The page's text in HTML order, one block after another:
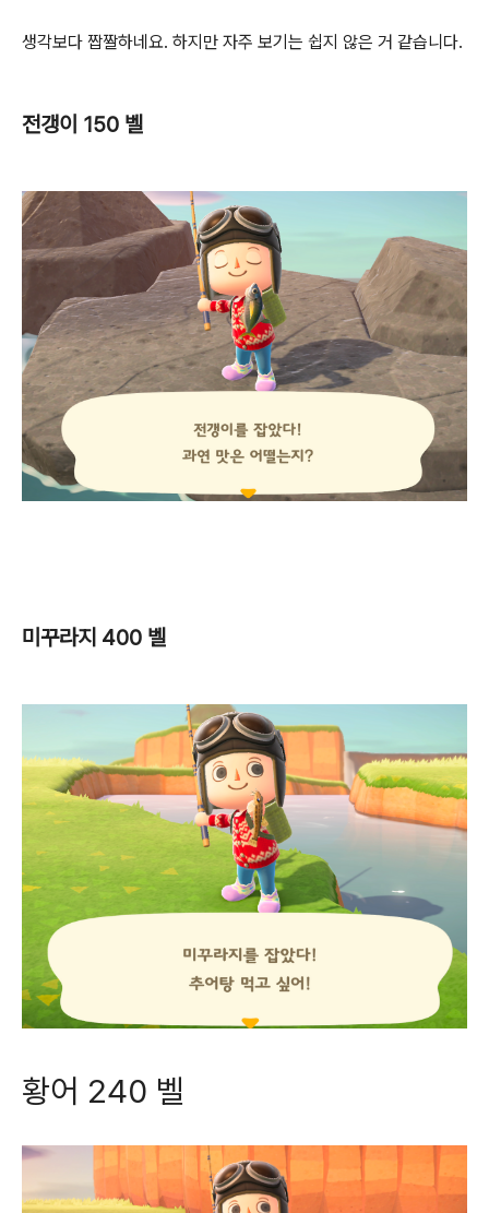
생각보다 짭짤하네요. 하지만 자주 보기는 쉽지 않은 거 같습니다.
전갱이 150 벨
미꾸라지 400 벨
황어 240 벨